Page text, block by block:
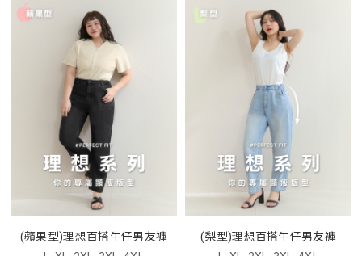
(蘋果型)理想百搭牛仔男友褲
(梨型)理想百搭牛仔男友褲